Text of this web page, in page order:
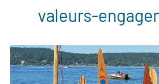
valeurs-